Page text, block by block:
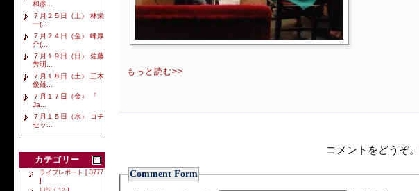
和彦...
７月２５日（土） 林栄
一(...
７月２４日（金） 峰厚
介(...
７月１９日（日） 佐藤
芳明...
７月１８日（土） 三木
俊雄...
７月１７日（金） 「
Ja...
７月１５日（水） コチ
セッ...
カテゴリー
ライブレポート [ 3777
]
もっと読む>>
コメントをどうぞ。
Comment Form